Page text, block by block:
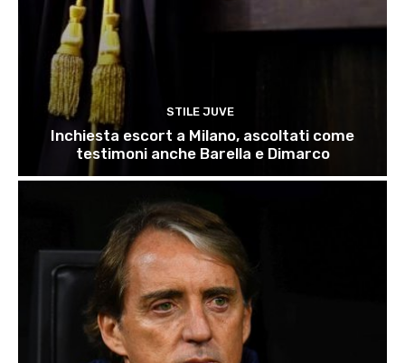
STILE JUVE
Inchiesta escort a Milano, ascoltati come
testimoni anche Barella e Dimarco